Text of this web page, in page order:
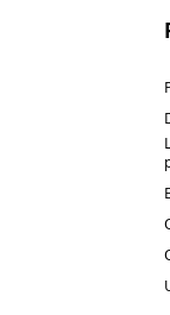
Den